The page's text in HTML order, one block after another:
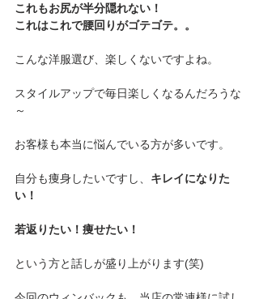
これもお尻が半分隠れない！
これはこれで腰回りがゴテゴテ。。
こんな洋服選び、楽しくないですよね。
スタイルアップで毎日楽しくなるんだろうな
～
お客様も本当に悩んでいる方が多いです。
自分も痩身したいですし、 キレイになりた
い！
若返りたい！痩せたい！
という方と話しが盛り上がります(笑)